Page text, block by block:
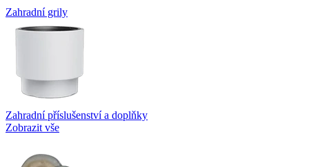
Zahradní grily
Zahradní příslušenství a doplňky
Zobrazit vše